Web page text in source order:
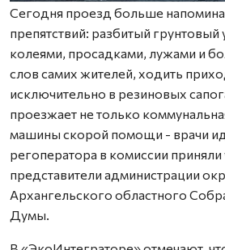
Сегодня проезд больше
препятствий: разбитый грунтовый
колеями, просадками, лужами и
слов самих жителей, ходить
исключительно в резиновых
проезжает не только
машины скорой помощи - врачи
регоператора в комиссии приняли
представители администрации
Архангельского областного
Думы.